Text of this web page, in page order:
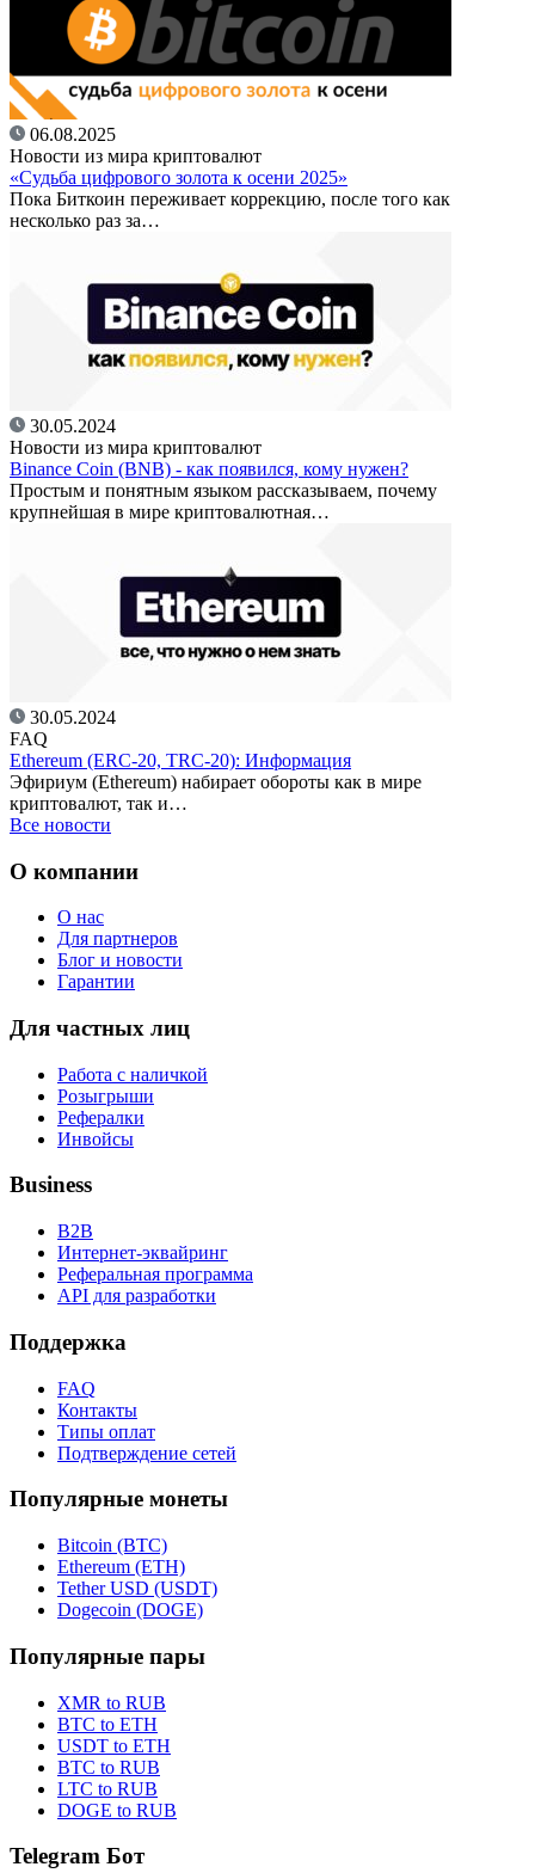
06.08.2025
Новости из мира криптовалют
«Судьба цифрового золота к осени 2025»
Пока Биткоин переживает коррекцию, после того как
несколько раз за…
30.05.2024
Новости из мира криптовалют
Binance Coin (BNB) - как появился, кому нужен?
Простым и понятным языком рассказываем, почему
крупнейшая в мире криптовалютная…
30.05.2024
FAQ
Ethereum (ERC-20, TRC-20): Информация
Эфириум (Ethereum) набирает обороты как в мире
криптовалют, так и…
Все новости
О компании
О нас
Для партнеров
Блог и новости
Гарантии
Для частных лиц
Работа с наличкой
Розыгрыши
Рефералки
Инвойсы
Business
B2B
Интернет-эквайринг
Реферальная программа
API для разработки
Поддержка
FAQ
Контакты
Типы оплат
Подтверждение сетей
Популярные монеты
Bitcoin (BTC)
Ethereum (ETH)
Tether USD (USDT)
Dogecoin (DOGE)
Популярные пары
XMR to RUB
BTC to ETH
USDT to ETH
BTC to RUB
LTC to RUB
DOGE to RUB
Telegram Бот